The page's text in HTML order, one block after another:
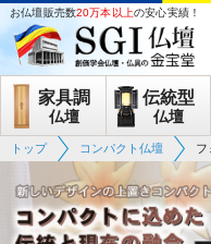
お仏壇販売数20万本以上の安心実績！
家具調
仏壇
伝統型
仏壇
トップ コンパクト仏壇 フ